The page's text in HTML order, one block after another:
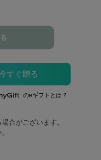
のeギフトとは？
合がございます。